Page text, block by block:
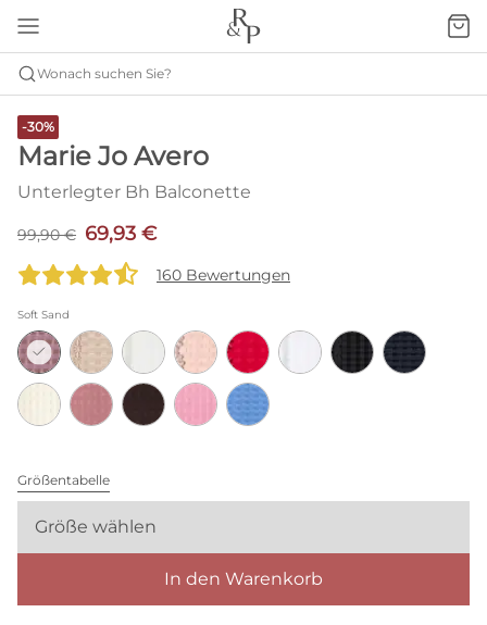
Wonach suchen Sie?
-30%
Marie Jo Avero
Unterlegter Bh Balconette
99,90 € 69,93 €
160 Bewertungen
Soft Sand
Größentabelle
Größe wählen
In den Warenkorb